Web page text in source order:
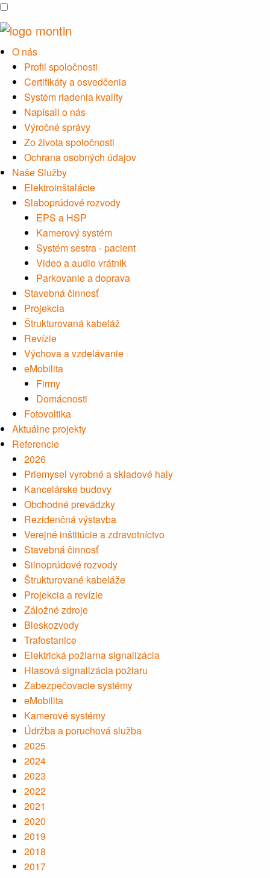
O nás
Profil spoločnosti
Certifikáty a osvedčenia
Systém riadenia kvality
Napísali o nás
Výročné správy
Zo života spoločnosti
Ochrana osobných údajov
Naše Služby
Elektroinštalácie
Slaboprúdové rozvody
EPS a HSP
Kamerový systém
Systém sestra - pacient
Video a audio vrátnik
Parkovanie a doprava
Stavebná činnosť
Projekcia
Štrukturovaná kabeláž
Revízie
Výchova a vzdelávanie
eMobilita
Firmy
Domácnosti
Fotovoltika
Aktuálne projekty
Referencie
2026
Priemysel vyrobné a skladové haly
Kancelárske budovy
Obchodné prevádzky
Rezidenčná výstavba
Verejné inštitúcie a zdravotníctvo
Stavebná činnosť
Silnoprúdové rozvody
Štrukturované kabeláže
Projekcia a revízie
Záložné zdroje
Bleskozvody
Trafostanice
Elektrická požiarna signalizácia
Hlasová signalizácia požiaru
Zabezpečovacie systémy
eMobilita
Kamerové systémy
Údržba a poruchová služba
2025
2024
2023
2022
2021
2020
2019
2018
2017